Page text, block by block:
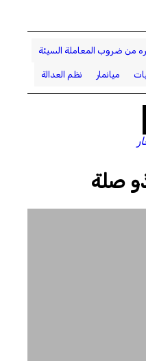
من ضروب المعاملة السيئة
ميانمار نظم العدالة
صلة